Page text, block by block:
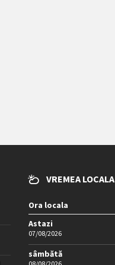
VREMEA LOCALA
Ora locala
Astazi
07/08/2026
sâmbătă